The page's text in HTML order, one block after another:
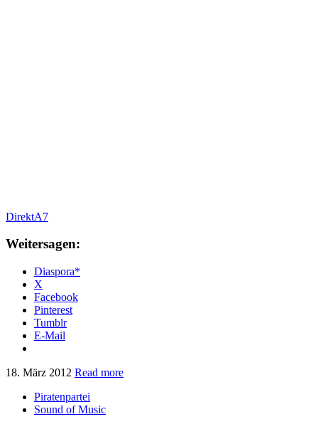
DirektA7
Weitersagen:
Diaspora*
X
Facebook
Pinterest
Tumblr
E-Mail
18. März 2012 Read more
Piratenpartei
Sound of Music